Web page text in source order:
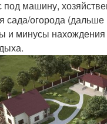
под машину,
сада/огорода
и минусы нахождения